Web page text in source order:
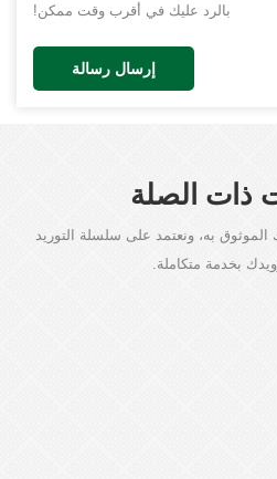
بالرد عليك في أقرب وقت ممكن!
إرسال رسالة
ذات الصلة
به، ونعتمد على سلسلة التوريد
بخدمة متكاملة.